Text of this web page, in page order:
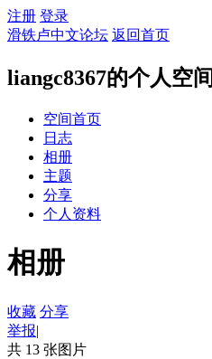
注册 登录
滑铁卢中文论坛 返回首页
liangc8367的个人空间
空间首页
日志
相册
主题
分享
个人资料
相册
收藏 分享
举报|
共 13 张图片